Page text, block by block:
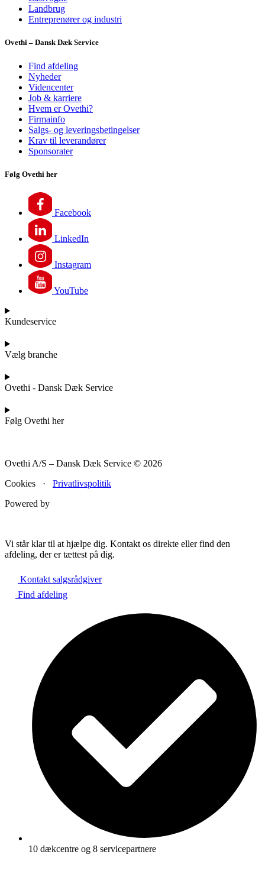
Landbrug
Entreprenører og industri
Ovethi – Dansk Dæk Service
Find afdeling
Nyheder
Videncenter
Job & karriere
Hvem er Ovethi?
Firmainfo
Salgs- og leveringsbetingelser
Krav til leverandører
Sponsorater
Følg Ovethi her
Facebook
LinkedIn
Instagram
YouTube
Kundeservice
Vælg branche
Ovethi - Dansk Dæk Service
Følg Ovethi her
Ovethi A/S – Dansk Dæk Service © 2026
Cookies · Privatlivspolitik
Powered by
Vi står klar til at hjælpe dig. Kontakt os direkte eller find den
afdeling, der er tættest på dig.
Kontakt salgsrådgiver
Find afdeling
10 dækcentre og 8 servicepartnere